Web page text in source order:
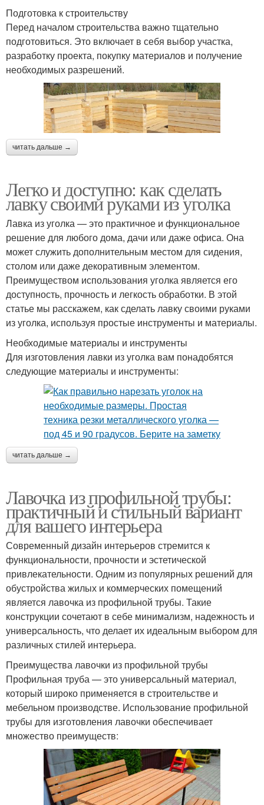
Подготовка к строительству
Перед началом строительства важно тщательно
подготовиться. Это включает в себя выбор участка,
разработку проекта, покупку материалов и получение
необходимых разрешений.
читать дальше →
Легко и доступно: как сделать
лавку своими руками из уголка
Лавка из уголка — это практичное и функциональное
решение для любого дома, дачи или даже офиса. Она
может служить дополнительным местом для сидения,
столом или даже декоративным элементом.
Преимуществом использования уголка является его
доступность, прочность и легкость обработки. В этой
статье мы расскажем, как сделать лавку своими руками
из уголка, используя простые инструменты и материалы.
Необходимые материалы и инструменты
Для изготовления лавки из уголка вам понадобятся
следующие материалы и инструменты:
читать дальше →
Лавочка из профильной трубы:
практичный и стильный вариант
для вашего интерьера
Современный дизайн интерьеров стремится к
функциональности, прочности и эстетической
привлекательности. Одним из популярных решений для
обустройства жилых и коммерческих помещений
является лавочка из профильной трубы. Такие
конструкции сочетают в себе минимализм, надежность и
универсальность, что делает их идеальным выбором для
различных стилей интерьера.
Преимущества лавочки из профильной трубы
Профильная труба — это универсальный материал,
который широко применяется в строительстве и
мебельном производстве. Использование профильной
трубы для изготовления лавочки обеспечивает
множество преимуществ: